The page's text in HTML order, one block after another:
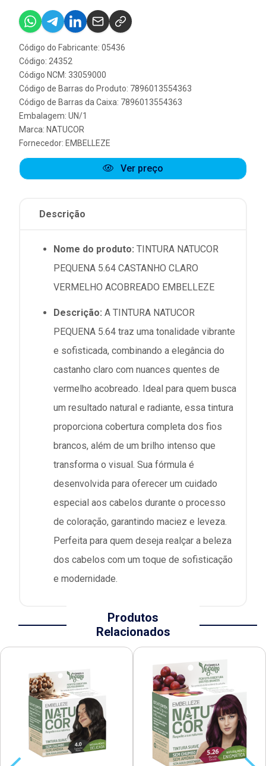
Código do Fabricante: 05436
Código: 24352
Código NCM: 33059000
Código de Barras do Produto: 7896013554363
Código de Barras da Caixa: 7896013554363
Embalagem: UN/1
Marca: NATUCOR
Fornecedor: EMBELLEZE
Ver preço
Descrição
Nome do produto: TINTURA NATUCOR
PEQUENA 5.64 CASTANHO CLARO
VERMELHO ACOBREADO EMBELLEZE
Descrição: A TINTURA NATUCOR
PEQUENA 5.64 traz uma tonalidade vibrante
e sofisticada, combinando a elegância do
castanho claro com nuances quentes de
vermelho acobreado. Ideal para quem busca
um resultado natural e radiante, essa tintura
proporciona cobertura completa dos fios
brancos, além de um brilho intenso que
transforma o visual. Sua fórmula é
desenvolvida para oferecer um cuidado
especial aos cabelos durante o processo
de coloração, garantindo maciez e leveza.
Perfeita para quem deseja realçar a beleza
dos cabelos com um toque de sofisticação
e modernidade.
Produtos
Relacionados